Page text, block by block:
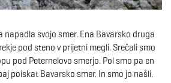
l
e
napadla svojo smer. Ena Bavarsko druga
pod steno v prijetni megli. Srečali smo
pod Peternelovo smerjo. Pol smo pa en
poiskat Bavarsko smer. In smo jo našli.